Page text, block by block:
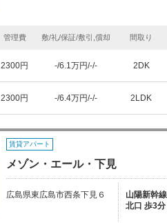
管理費 敷/礼/保証/敷引,償却 間取り
2300円 -/6.1万円/-/- 2DK
2300円 -/6.4万円/-/- 2LDK
賃貸アパート
メゾン・エール・下見
広島県東広島市西条下見６
山陽新幹
北口 歩3分